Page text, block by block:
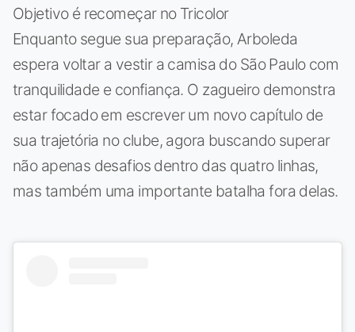
Objetivo é recomeçar no Tricolor
Enquanto segue sua preparação, Arboleda
espera voltar a vestir a camisa do São Paulo com
tranquilidade e confiança. O zagueiro demonstra
estar focado em escrever um novo capítulo de
sua trajetória no clube, agora buscando superar
não apenas desafios dentro das quatro linhas,
mas também uma importante batalha fora delas.